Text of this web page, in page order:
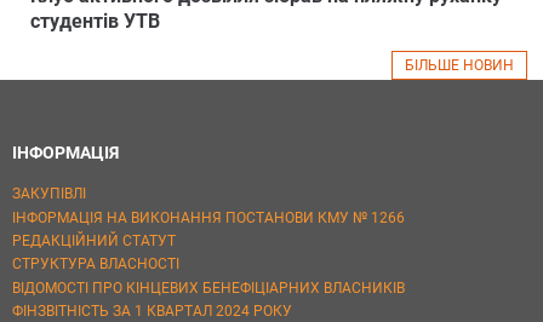
студентів УТВ
БІЛЬШЕ НОВИН
ІНФОРМАЦІЯ
ЗАКУПІВЛІ
ІНФОРМАЦІЯ НА ВИКОНАННЯ ПОСТАНОВИ КМУ № 1266
РЕДАКЦІЙНИЙ СТАТУТ
СТРУКТУРА ВЛАСНОСТІ
ВІДОМОСТІ ПРО КІНЦЕВИХ БЕНЕФІЦІАРНИХ ВЛАСНИКІВ
ФІНЗВІТНІСТЬ ЗА 1 КВАРТАЛ 2024 РОКУ